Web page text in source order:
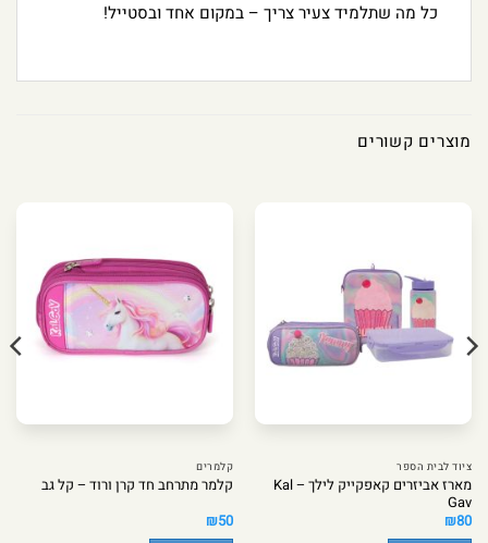
כל מה שתלמיד צעיר צריך – במקום אחד ובסטייל!
מוצרים קשורים
ציוד לבית הספר
מארז אביזרים קאפקייק לילך – Kal
Gav
₪80
קלמרים
קלמר מתרחב חד קרן ורוד – קל גב
₪50